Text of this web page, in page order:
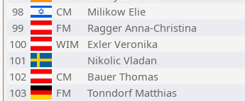
98
CM Milikow Elie
99
FM Ragger Anna-Christina
100
WIM Exler Veronika
101
Nikolic Vladan
102
CM Bauer Thomas
103
FM Tonndorf Matthias